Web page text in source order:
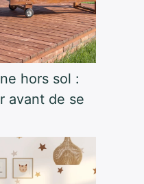
hors sol :
avant de se